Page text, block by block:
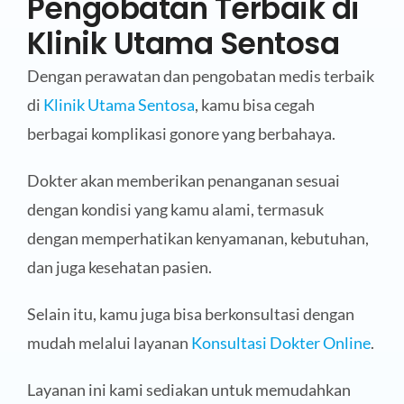
Pengobatan Terbaik di
Klinik Utama Sentosa
Dengan perawatan dan pengobatan medis terbaik
di Klinik Utama Sentosa, kamu bisa cegah
berbagai komplikasi gonore yang berbahaya.
Dokter akan memberikan penanganan sesuai
dengan kondisi yang kamu alami, termasuk
dengan memperhatikan kenyamanan, kebutuhan,
dan juga kesehatan pasien.
Selain itu, kamu juga bisa berkonsultasi dengan
mudah melalui layanan Konsultasi Dokter Online.
Layanan ini kami sediakan untuk memudahkan